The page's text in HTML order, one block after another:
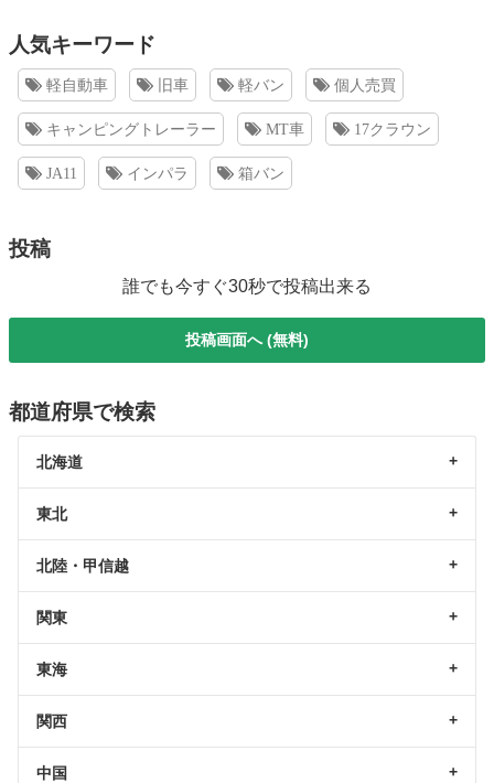
人気キーワード
軽自動車 旧車 軽バン 個人売買
キャンピングトレーラー MT車 17クラウン
JA11 インパラ 箱バン
投稿
誰でも今すぐ30秒で投稿出来る
投稿画面へ (無料)
都道府県で検索
北海道
東北
北陸・甲信越
関東
東海
関西
中国